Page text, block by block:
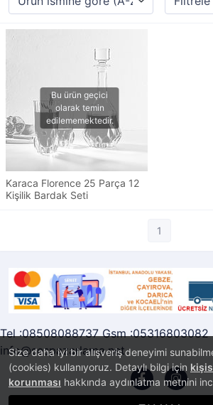
Size daha iyi bir alışveriş deneyimi
(cookies) kullanıyoruz. Detaylı bilgi için
korunması hakkında aydınlatma metnini
Karaca Florence 25 Parça 12
Kişilik Bardak Seti
1
Tel :08508088737 Gsm :05316803082
info@sespazarlama.net